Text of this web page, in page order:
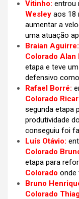
Vitinho: entrou
Wesley aos 18
aumentar a
uma atuação
Braian Aguirre:
Colorado Alan
etapa e teve
defensivo
Rafael Borré:
Colorado
segunda etapa
produtividade do
conseguiu foi
Luís Otávio:
Colorado
etapa para
Colorado onde
Bruno
Colorado